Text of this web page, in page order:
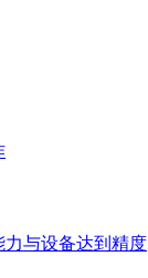
力与设备达到精度